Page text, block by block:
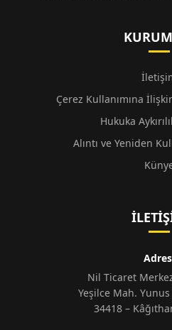
Çerez Kullanımına
Hukuka
Alıntı ve Yeniden
Nil Ticaret
Yeşilce Mah.
34418 –